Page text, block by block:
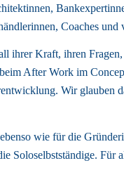
Coaches und
ihrer Kraft, ihren
After Work im
Wir glauben
wie für die
Soloselbstständige. Für